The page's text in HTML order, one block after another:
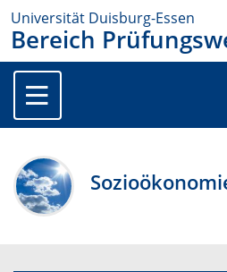
Universität Duisburg-Essen
Bereich